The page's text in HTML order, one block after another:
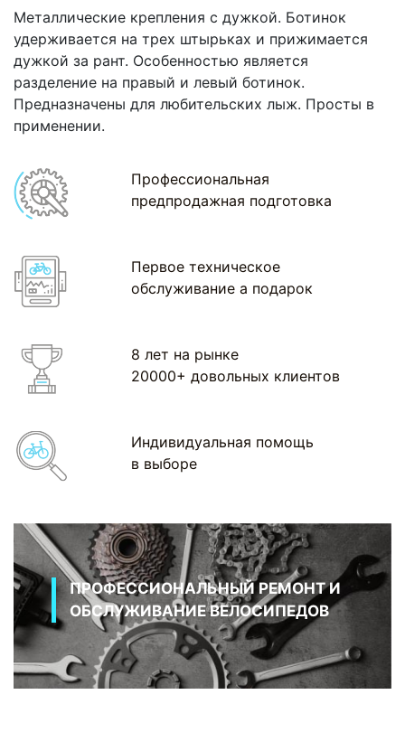
Металлические крепления с дужкой. Ботинок
удерживается на трех штырьках и прижимается
дужкой за рант. Особенностью является
разделение на правый и левый ботинок.
Предназначены для любительских лыж. Просты в
применении.
Профессиональная
предпродажная подготовка
Первое техническое
обслуживание а подарок
8 лет на рынке
20000+ довольных клиентов
Индивидуальная помощь
в выборе
ПРОФЕССИОНАЛЬНЫЙ РЕМОНТ И
ОБСЛУЖИВАНИЕ ВЕЛОСИПЕДОВ